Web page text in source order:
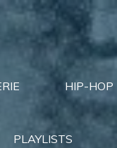
HIP-HOP
PLAYLISTS